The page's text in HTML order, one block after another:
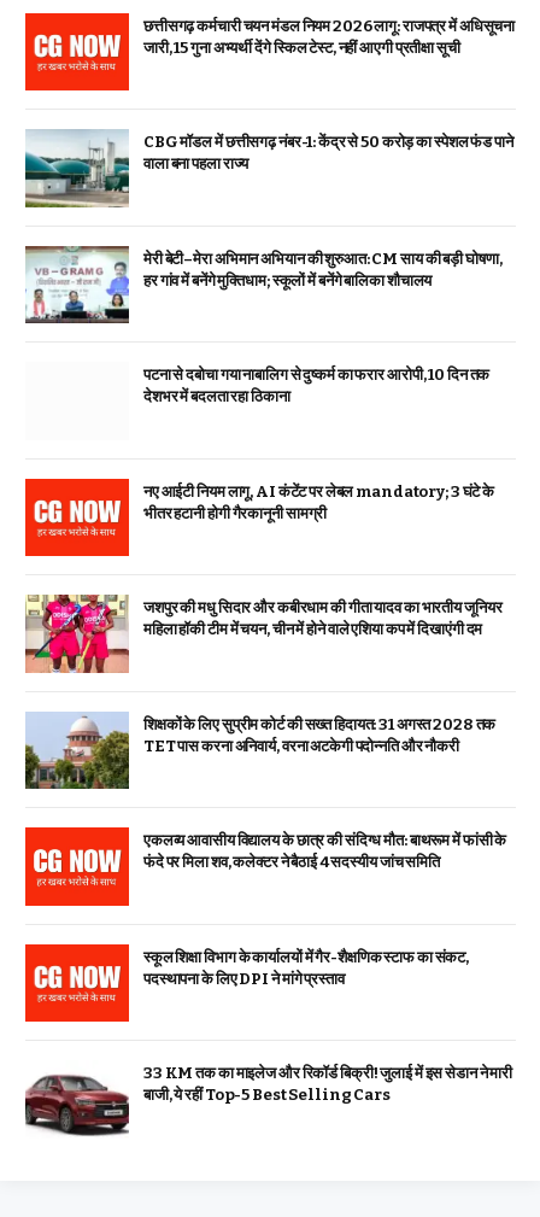
छत्तीसगढ़ कर्मचारी चयन मंडल नियम 2026 लागू: राजपत्र में अधिसूचना
जारी, 15 गुना अभ्यर्थी देंगे स्किल टेस्ट, नहीं आएगी प्रतीक्षा सूची
CBG मॉडल में छत्तीसगढ़ नंबर-1: केंद्र से ₹50 करोड़ का स्पेशल फंड पाने
वाला बना पहला राज्य
मेरी बेटी–मेरा अभिमान अभियान की शुरुआत: CM साय की बड़ी घोषणा,
हर गांव में बनेंगे मुक्तिधाम; स्कूलों में बनेंगे बालिका शौचालय
पटना से दबोचा गया नाबालिग से दुष्कर्म का फरार आरोपी, 10 दिन तक
देशभर में बदलता रहा ठिकाना
नए आईटी नियम लागू, AI कंटेंट पर लेबल mandatory; 3 घंटे के
भीतर हटानी होगी गैरकानूनी सामग्री
जशपुर की मधु सिदार और कबीरधाम की गीता यादव का भारतीय जूनियर
महिला हॉकी टीम में चयन, चीन में होने वाले एशिया कप में दिखाएंगी दम
शिक्षकों के लिए सुप्रीम कोर्ट की सख्त हिदायत: 31 अगस्त 2028 तक
TET पास करना अनिवार्य, वरना अटकेगी पदोन्नति और नौकरी
एकलव्य आवासीय विद्यालय के छात्र की संदिग्ध मौत: बाथरूम में फांसी के
फंदे पर मिला शव, कलेक्टर ने बैठाई 4 सदस्यीय जांच समिति
स्कूल शिक्षा विभाग के कार्यालयों में गैर-शैक्षणिक स्टाफ का संकट,
पदस्थापना के लिए DPI ने मांगे प्रस्ताव
33 KM तक का माइलेज और रिकॉर्ड बिक्री! जुलाई में इस सेडान ने मारी
बाजी, ये रहीं Top-5 Best Selling Cars